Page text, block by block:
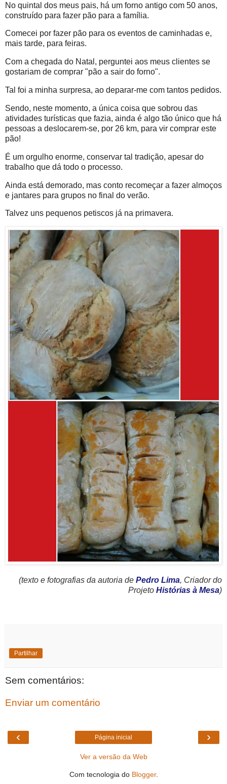
No quintal dos meus pais, há um forno antigo com 50 anos,
construído para fazer pão para a família.
Comecei por fazer pão para os eventos de caminhadas e,
mais tarde, para feiras.
Com a chegada do Natal, perguntei aos meus clientes se
gostariam de comprar "pão a sair do forno".
Tal foi a minha surpresa, ao deparar-me com tantos pedidos.
Sendo, neste momento, a única coisa que sobrou das
atividades turísticas que fazia, ainda é algo tão único que há
pessoas a deslocarem-se, por 26 km, para vir comprar este
pão!
É um orgulho enorme, conservar tal tradição, apesar do
trabalho que dá todo o processo.
Ainda está demorado, mas conto recomeçar a fazer almoços
e jantares para grupos no final do verão.
Talvez uns pequenos petiscos já na primavera.
(texto e fotografias da autoria de Pedro Lima, Criador do
Projeto Histórias à Mesa)
Partilhar
Sem comentários:
Enviar um comentário
‹ ›
Página inicial
Ver a versão da Web
Com tecnologia do Blogger.